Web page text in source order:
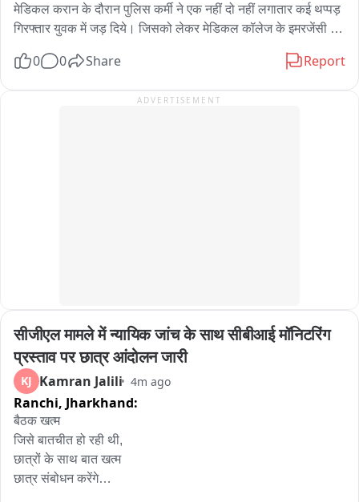
मेडिकल करान के दौरान पुलिस कर्मी ने एक नहीं दो नहीं लगातार कई थप्पड़
गिरफ्तार युवक में जड़ दिये। जिसको लेकर मेडिकल कॉलेज के इमरजेंसी
का वीडियो बनाकर सोशल मीडिया पर वायरल कर दिया । घटना सदर
बताया जा रहा है कि सदर कोतवाली में कार्यरत एक पुलिस कर्मी द्वारा नेहरू
0 0 Share Report
ADVERTISEMENT
सीजीएल मामले में न्यायिक जांच के साथ सीबीआई मॉनिटरिंग
प्रस्ताव पर छात्र आंदोलन जारी
KJ Kamran Jalili 4m ago
Ranchi, Jharkhand:
बैठक खत्म
जिसे बातचीत हो रही थी,
छात्रों के साथ बात खत्म
छात्र संबोधन करेंगे